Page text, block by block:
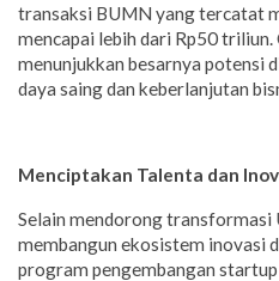
transaksi BUMN yang tercatat
mencapai lebih dari Rp50
menunjukkan besarnya potensi
daya saing dan keberlanjutan
Menciptakan Talenta dan
Selain mendorong
membangun ekosistem inovasi
program pengembangan